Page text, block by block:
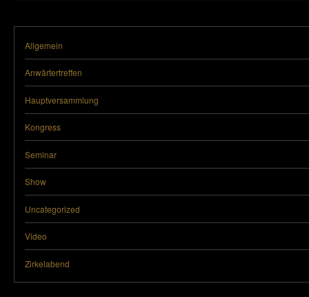
Allgemein
Anwärtertreffen
Hauptversammlung
Kongress
Seminar
Show
Uncategorized
Video
Zirkelabend